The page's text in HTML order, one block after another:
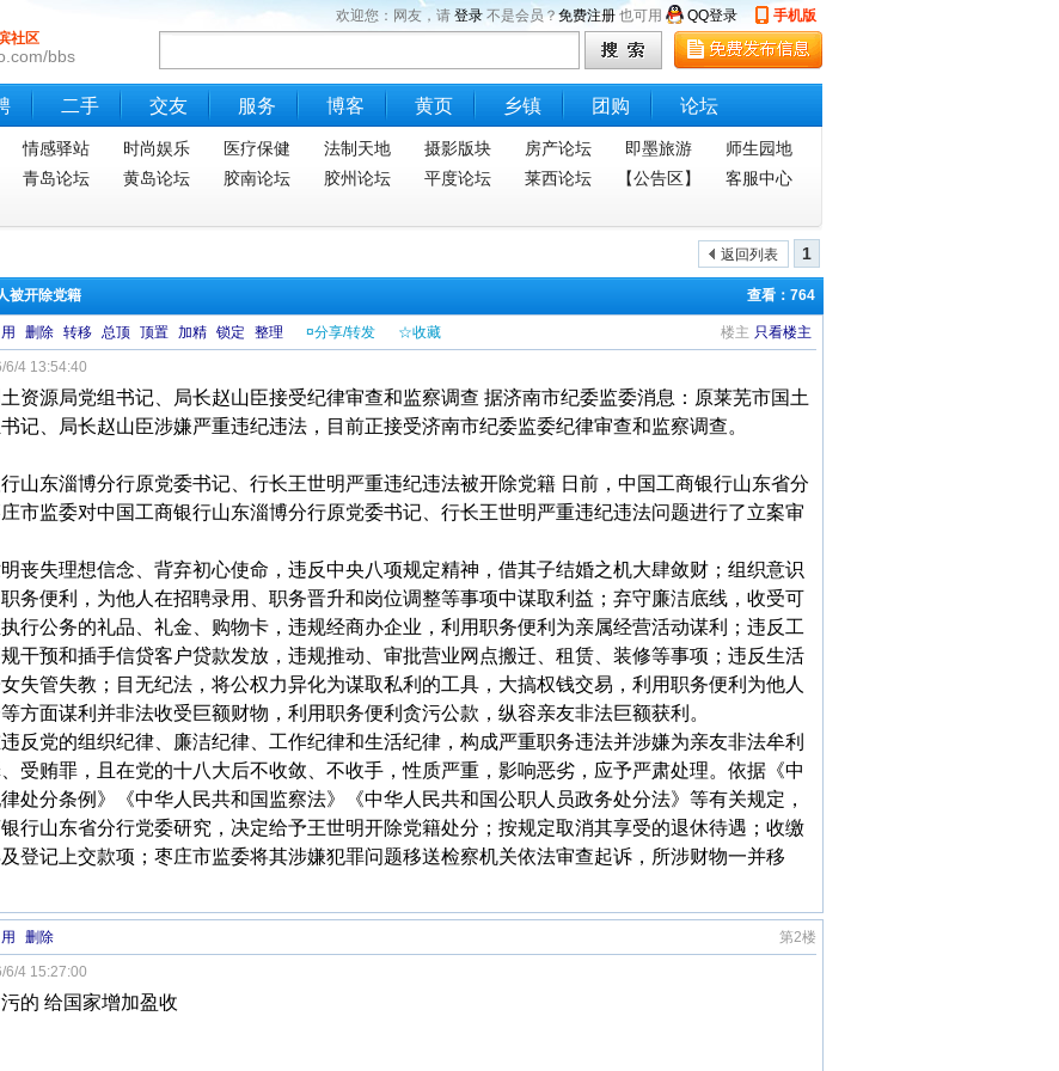
社区
bbs
欢迎您：网友，请 登录 不是会员？免费注册 也可用 QQ登录 手机版
二手 交友 服务 博客 黄页 乡镇 团购 论坛
情感驿站 时尚娱乐 医疗保健 法制天地 摄影版块 房产论坛 即墨旅游
师生园地
青岛论坛 黄岛论坛 胶南论坛 胶州论坛 平度论坛 莱西论坛 【公告区】
客服中心
返回列表 1
查看：764
被开除党籍
楼主 只看楼主
删除 转移 总顶 顶置 加精 锁定 整理 ¤分享/转发 ☆收藏
6/4 13:54:40
资源局党组书记、局长赵山臣接受纪律审查和监察调查 据济南市纪委监委消息：原莱芜市国土
记、局长赵山臣涉嫌严重违纪违法，目前正接受济南市纪委监委纪律审查和监察调查。
山东淄博分行原党委书记、行长王世明严重违纪违法被开除党籍 日前，中国工商银行山东省分
市监委对中国工商银行山东淄博分行原党委书记、行长王世明严重违纪违法问题进行了立案审
丧失理想信念、背弃初心使命，违反中央八项规定精神，借其子结婚之机大肆敛财；组织意识
务便利，为他人在招聘录用、职务晋升和岗位调整等事项中谋取利益；弃守廉洁底线，收受可
行公务的礼品、礼金、购物卡，违规经商办企业，利用职务便利为亲属经营活动谋利；违反工
干预和插手信贷客户贷款发放，违规推动、审批营业网点搬迁、租赁、装修等事项；违反生活
失管失教；目无纪法，将公权力异化为谋取私利的工具，大搞权钱交易，利用职务便利为他人
方面谋利并非法收受巨额财物，利用职务便利贪污公款，纵容亲友非法巨额获利。
反党的组织纪律、廉洁纪律、工作纪律和生活纪律，构成严重职务违法并涉嫌为亲友非法牟利
受贿罪，且在党的十八大后不收敛、不收手，性质严重，影响恶劣，应予严肃处理。依据《中
处分条例》《中华人民共和国监察法》《中华人民共和国公职人员政务处分法》等有关规定，
行山东省分行党委研究，决定给予王世明开除党籍处分；按规定取消其享受的退休待遇；收缴
登记上交款项；枣庄市监委将其涉嫌犯罪问题移送检察机关依法审查起诉，所涉财物一并移
第2楼
删除
6/4 15:27:00
的 给国家增加盈收